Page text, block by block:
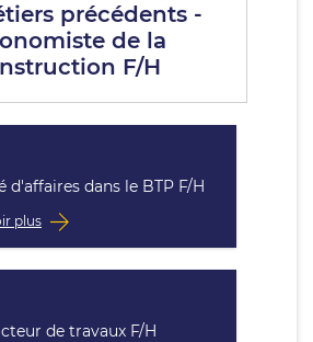
précédents -
de la
F/H
d'affaires dans le BTP F/H
plus
de travaux F/H